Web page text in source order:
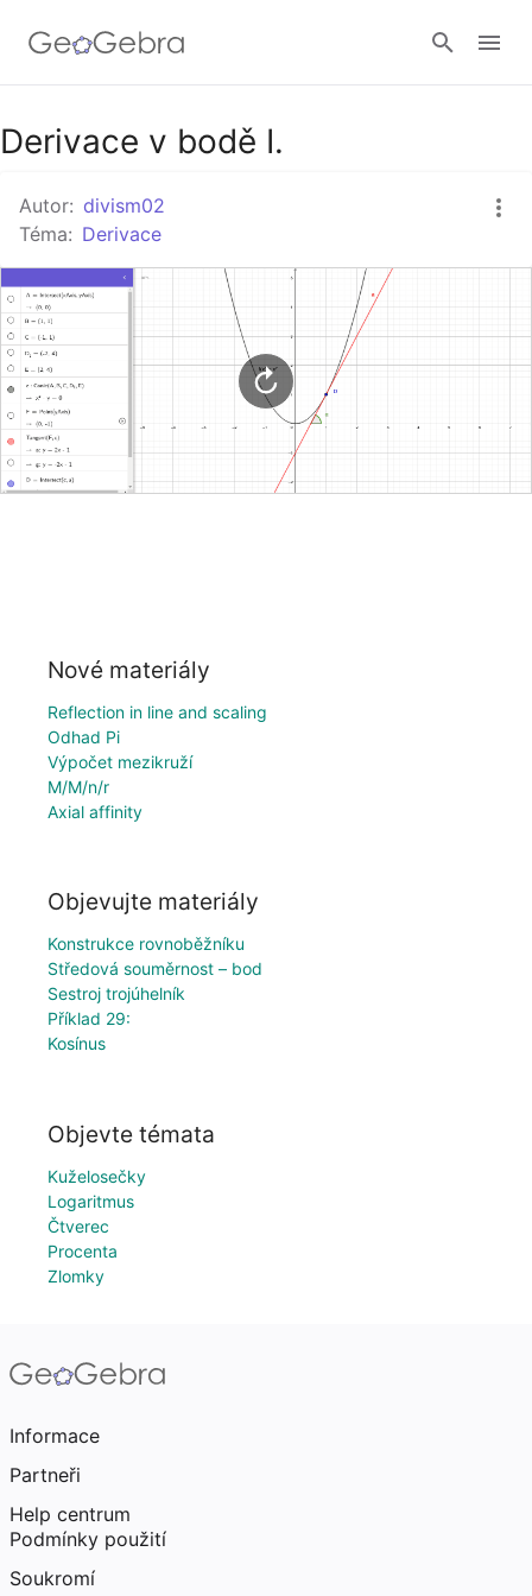
Google Classroom
GeoGebra Třída
Přihlásit
Derivace v bodě I.
Autor: divism02
Téma: Derivace
Nové materiály
Reflection in line and scaling
Odhad Pi
Výpočet mezikruží
M/M/n/r
Axial affinity
Objevujte materiály
Konstrukce rovnoběžníku
Středová souměrnost – bod
Sestroj trojúhelník
Příklad 29:
Kosínus
Objevte témata
Kuželosečky
Logaritmus
Čtverec
Procenta
Zlomky
Informace
Partneři
Help centrum
Podmínky použití
Soukromí